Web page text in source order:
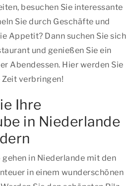
besuchen Sie interessante
Sie durch Geschäfte und
Appetit? Dann suchen Sie sich
und genießen Sie ein
Abendessen. Hier werden Sie
verbringen!
Ihre
in Niederlande
in Niederlande mit den
in einem wunderschönen